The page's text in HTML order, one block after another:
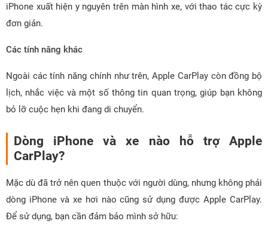
iPhone xuất hiện y nguyên trên màn hình xe, với thao tác cực kỳ
đơn giản.
Các tính năng khác
Ngoài các tính năng chính như trên, Apple CarPlay còn đồng bộ
lịch, nhắc việc và một số thông tin quan trọng, giúp bạn không
bỏ lỡ cuộc hẹn khi đang di chuyển.
Dòng iPhone và xe nào hỗ trợ Apple
CarPlay?
Mặc dù đã trở nên quen thuộc với người dùng, nhưng không phải
dòng iPhone và xe hơi nào cũng sử dụng được Apple CarPlay.
Để sử dụng, bạn cần đảm bảo mình sở hữu: